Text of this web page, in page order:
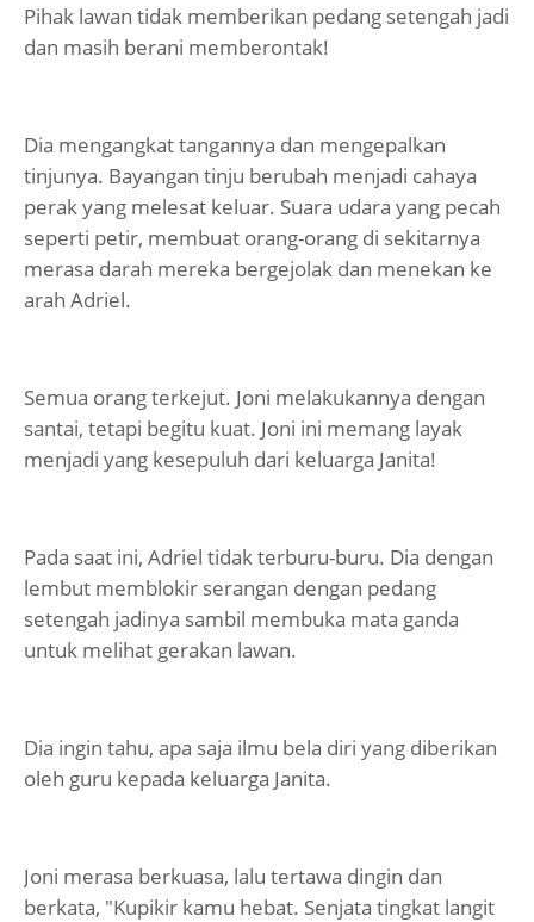
Pihak lawan tidak memberikan pedang setengah jadi
dan masih berani memberontak!
Dia mengangkat tangannya dan mengepalkan
tinjunya. Bayangan tinju berubah menjadi cahaya
perak yang melesat keluar. Suara udara yang pecah
seperti petir, membuat orang-orang di sekitarnya
merasa darah mereka bergejolak dan menekan ke
arah Adriel.
Semua orang terkejut. Joni melakukannya dengan
santai, tetapi begitu kuat. Joni ini memang layak
menjadi yang kesepuluh dari keluarga Janita!
Pada saat ini, Adriel tidak terburu-buru. Dia dengan
lembut memblokir serangan dengan pedang
setengah jadinya sambil membuka mata ganda
untuk melihat gerakan lawan.
Dia ingin tahu, apa saja ilmu bela diri yang diberikan
oleh guru kepada keluarga Janita.
Joni merasa berkuasa, lalu tertawa dingin dan
berkata, "Kupikir kamu hebat. Senjata tingkat langit